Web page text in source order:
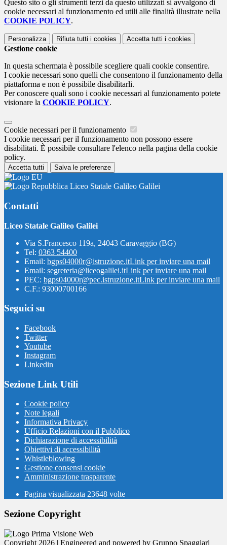
Questo sito o gli strumenti terzi da questo utilizzati si avvalgono di
cookie necessari al funzionamento ed utili alle finalità illustrate nella
COOKIE POLICY.
Personalizza Rifiuta tutti i cookies Accetta tutti i cookies
Gestione cookie
In questa schermata è possibile scegliere quali cookie consentire.
I cookie necessari sono quelli che consentono il funzionamento della
piattaforma e non è possibile disabilitarli.
Per conoscere quali sono i cookie necessari al funzionamento potete
visionare la COOKIE POLICY.
Cookie necessari per il funzionamento
I cookie necessari per il funzionamento non possono essere
disabilitati. È possibile consultare l'elenco nella pagina della cookie
policy.
Accetta tutti Salva le preferenze
Liceo Statale Galileo Galilei
Contatti
Liceo Statale Galileo Galilei
Via S.Francesco 119a, 24043 Caravaggio (BG)
Tel: 0363 54400
Email: bgps04000r@istruzione.itLink per inviare una mail
Email: segreteria@liceogalilei.itLink per inviare una mail
PEC: bgps04000r@pec.istruzione.itLink per inviare una mail
C.F.: 93000700166
Seguici su
Facebook
Twitter
Youtube
Instagram
Linkedin
Sezione Link Utili
Cookie policy
Note legali
Informativa Privacy
Ufficio Relazioni con il Pubblico
Dichiarazione di accessibilità
Obiettivi di accessibilità
Whistleblowing
Gestione consensi cookie
Amministrazione trasparente
Pagina visualizzata 23648 volte
Sezione Copyright
Copyright 2026 | Engineered and powered by Gruppo Spaggiari